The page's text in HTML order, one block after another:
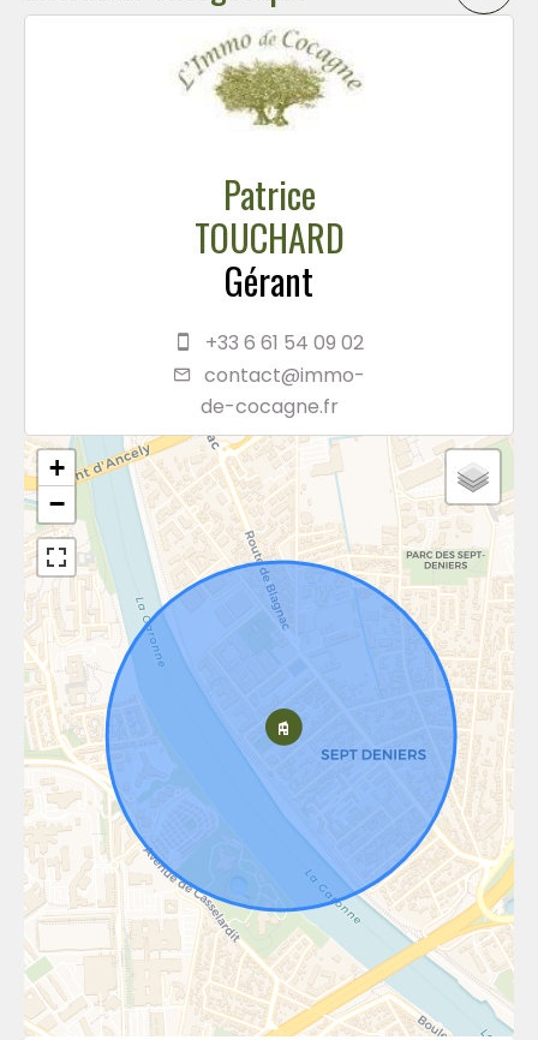
Patrice
TOUCHARD
Gérant
+33 6 61 54 09 02
contact@immo-
de-cocagne.fr
+
−